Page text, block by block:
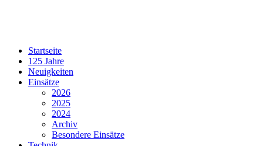
Startseite
125 Jahre
Neuigkeiten
Einsätze
2026
2025
2024
Archiv
Besondere Einsätze